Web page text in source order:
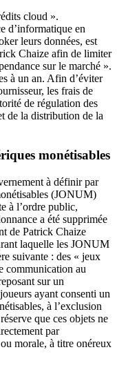
cloud ».
d’informatique en
leurs données, est
Chaize afin de limiter
sur le marché ».
à un an. Afin d’éviter
les frais de
de régulation des
de la distribution de la
monétisables
à définir par
(JONUM)
à l’ordre public,
a été supprimée
de Patrick Chaize
laquelle les JONUM
suivante : des « jeux
communication au
sur un
ayant consenti un
à l’exclusion
que ces objets ne
par
morale, à titre onéreux